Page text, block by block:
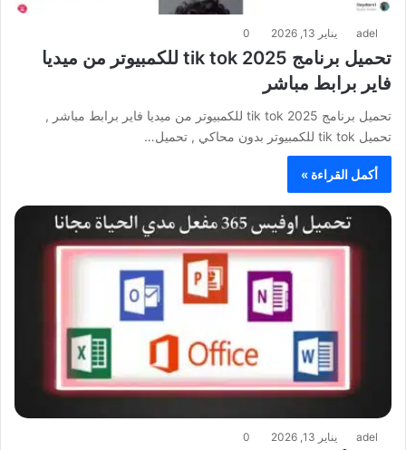
adel يناير 13, 2026 0
تحميل برنامج tik tok 2025 للكمبيوتر من ميديا
فاير برابط مباشر
تحميل برنامج tik tok 2025 للكمبيوتر من ميديا فاير برابط مباشر ,
تحميل tik tok للكمبيوتر بدون محاكي , تحميل…
أكمل القراءة »
adel يناير 13, 2026 0